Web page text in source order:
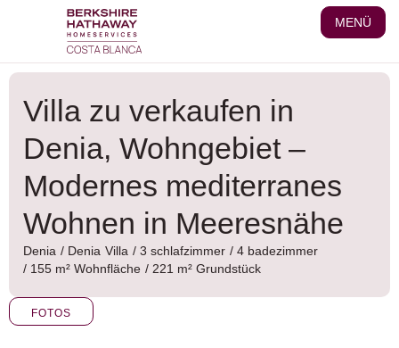
MENÜ
Villa zu verkaufen in
Denia, Wohngebiet –
Modernes mediterranes
Wohnen in Meeresnähe
Denia / Denia Villa / 3 schlafzimmer / 4 badezimmer
/ 155 m² Wohnfläche / 221 m² Grundstück
FOTOS